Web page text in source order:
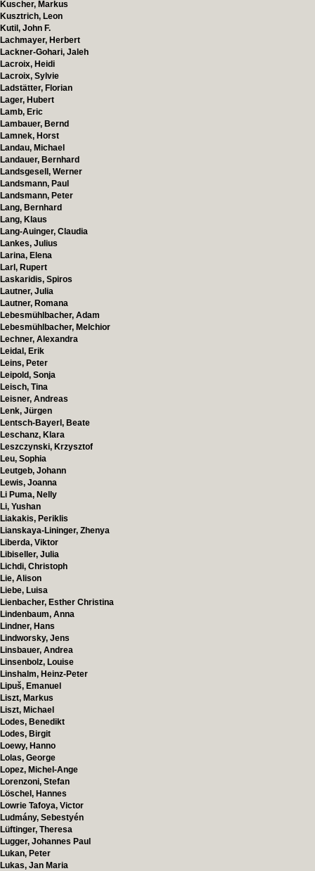
Kuscher, Markus
Kusztrich, Leon
Kutil, John F.
Lachmayer, Herbert
Lackner-Gohari, Jaleh
Lacroix, Heidi
Lacroix, Sylvie
Ladstätter, Florian
Lager, Hubert
Lamb, Eric
Lambauer, Bernd
Lamnek, Horst
Landau, Michael
Landauer, Bernhard
Landsgesell, Werner
Landsmann, Paul
Landsmann, Peter
Lang, Bernhard
Lang, Klaus
Lang-Auinger, Claudia
Lankes, Julius
Larina, Elena
Larl, Rupert
Laskaridis, Spiros
Lautner, Julia
Lautner, Romana
Lebesmühlbacher, Adam
Lebesmühlbacher, Melchior
Lechner, Alexandra
Leidal, Erik
Leins, Peter
Leipold, Sonja
Leisch, Tina
Leisner, Andreas
Lenk, Jürgen
Lentsch-Bayerl, Beate
Leschanz, Klara
Leszczynski, Krzysztof
Leu, Sophia
Leutgeb, Johann
Lewis, Joanna
Li Puma, Nelly
Li, Yushan
Liakakis, Periklis
Lianskaya-Lininger, Zhenya
Liberda, Viktor
Libiseller, Julia
Lichdi, Christoph
Lie, Alison
Liebe, Luisa
Lienbacher, Esther Christina
Lindenbaum, Anna
Lindner, Hans
Lindworsky, Jens
Linsbauer, Andrea
Linsenbolz, Louise
Linshalm, Heinz-Peter
Lipuš, Emanuel
Liszt, Markus
Liszt, Michael
Lodes, Benedikt
Lodes, Birgit
Loewy, Hanno
Lolas, George
Lopez, Michel-Ange
Lorenzoni, Stefan
Löschel, Hannes
Lowrie Tafoya, Victor
Ludmány, Sebestyén
Lüftinger, Theresa
Lugger, Johannes Paul
Lukan, Peter
Lukas, Jan Maria